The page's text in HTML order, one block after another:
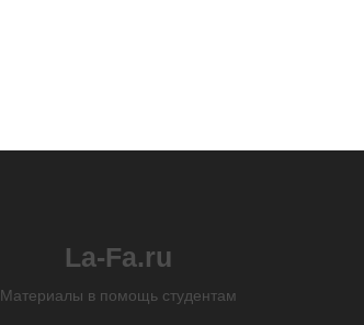
La-Fa.ru
Материалы в помощь студентам